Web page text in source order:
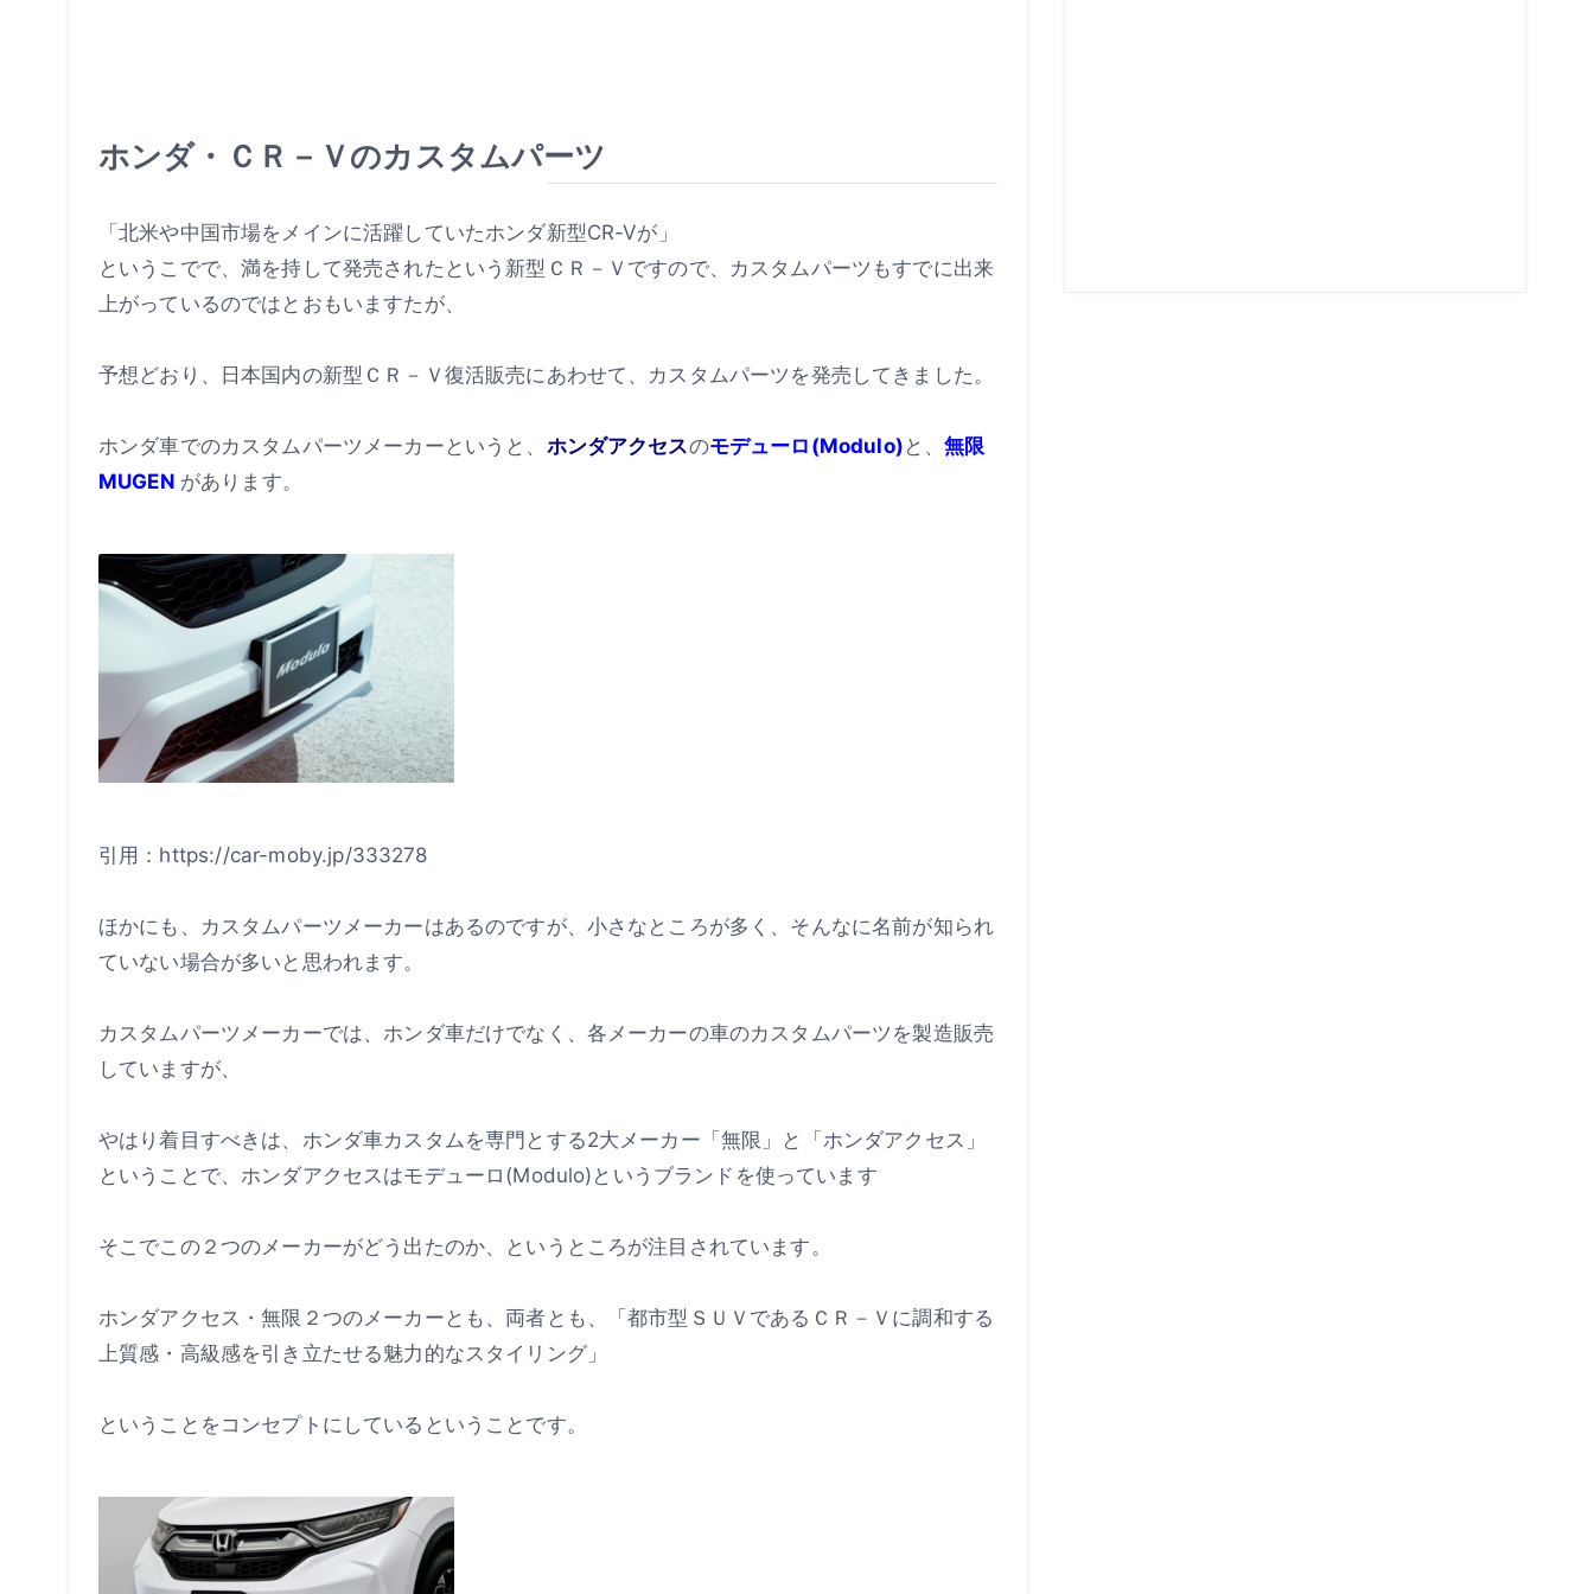
ホンダ・ＣＲ－Ｖのカスタムパーツ
「北米や中国市場をメインに活躍していたホンダ新型CR-Vが」
というこでで、満を持して発売されたという新型ＣＲ－Ｖですので、カスタムパーツもすでに出来
上がっているのではとおもいますたが、
予想どおり、日本国内の新型ＣＲ－Ｖ復活販売にあわせて、カスタムパーツを発売してきました。
ホンダ車でのカスタムパーツメーカーというと、 ホンダアクセスのモデューロ(Modulo) と、無限
MUGEN があります。
引用：https://car-moby.jp/333278
ほかにも、カスタムパーツメーカーはあるのですが、小さなところが多く、そんなに名前が知られ
ていない場合が多いと思われます。
カスタムパーツメーカーでは、ホンダ車だけでなく、各メーカーの車のカスタムパーツを製造販売
していますが、
やはり着目すべきは、ホンダ車カスタムを専門とする2大メーカー「無限」と「ホンダアクセス」
ということで、ホンダアクセスはモデューロ(Modulo)というブランドを使っています
そこでこの２つのメーカーがどう出たのか、というところが注目されています。
ホンダアクセス・無限２つのメーカーとも、両者とも、「都市型ＳＵＶであるＣＲ－Ｖに調和する
上質感・高級感を引き立たせる魅力的なスタイリング」
ということをコンセプトにしているということです。